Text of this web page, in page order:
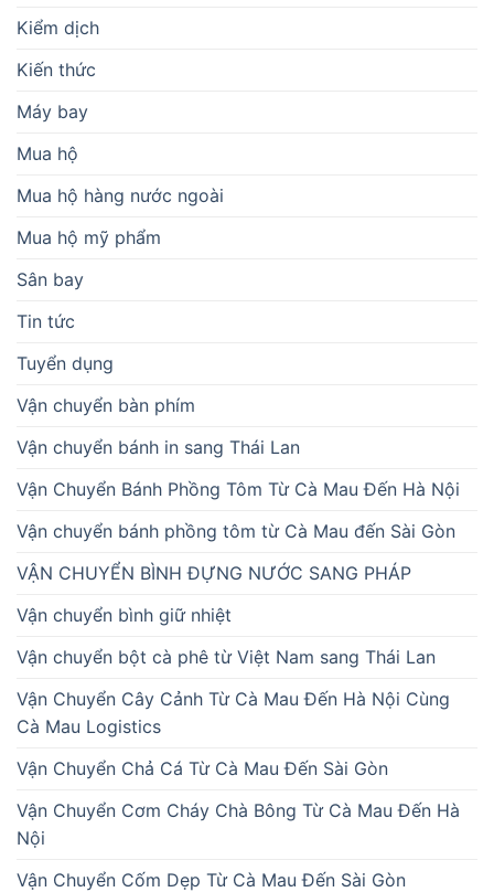
Kiểm dịch
Kiến thức
Máy bay
Mua hộ
Mua hộ hàng nước ngoài
Mua hộ mỹ phẩm
Sân bay
Tin tức
Tuyển dụng
Vận chuyển bàn phím
Vận chuyển bánh in sang Thái Lan
Vận Chuyển Bánh Phồng Tôm Từ Cà Mau Đến Hà Nội
Vận chuyển bánh phồng tôm từ Cà Mau đến Sài Gòn
VẬN CHUYỂN BÌNH ĐỰNG NƯỚC SANG PHÁP
Vận chuyển bình giữ nhiệt
Vận chuyển bột cà phê từ Việt Nam sang Thái Lan
Vận Chuyển Cây Cảnh Từ Cà Mau Đến Hà Nội Cùng
Cà Mau Logistics
Vận Chuyển Chả Cá Từ Cà Mau Đến Sài Gòn
Vận Chuyển Cơm Cháy Chà Bông Từ Cà Mau Đến Hà
Nội
Vận Chuyển Cốm Dẹp Từ Cà Mau Đến Sài Gòn